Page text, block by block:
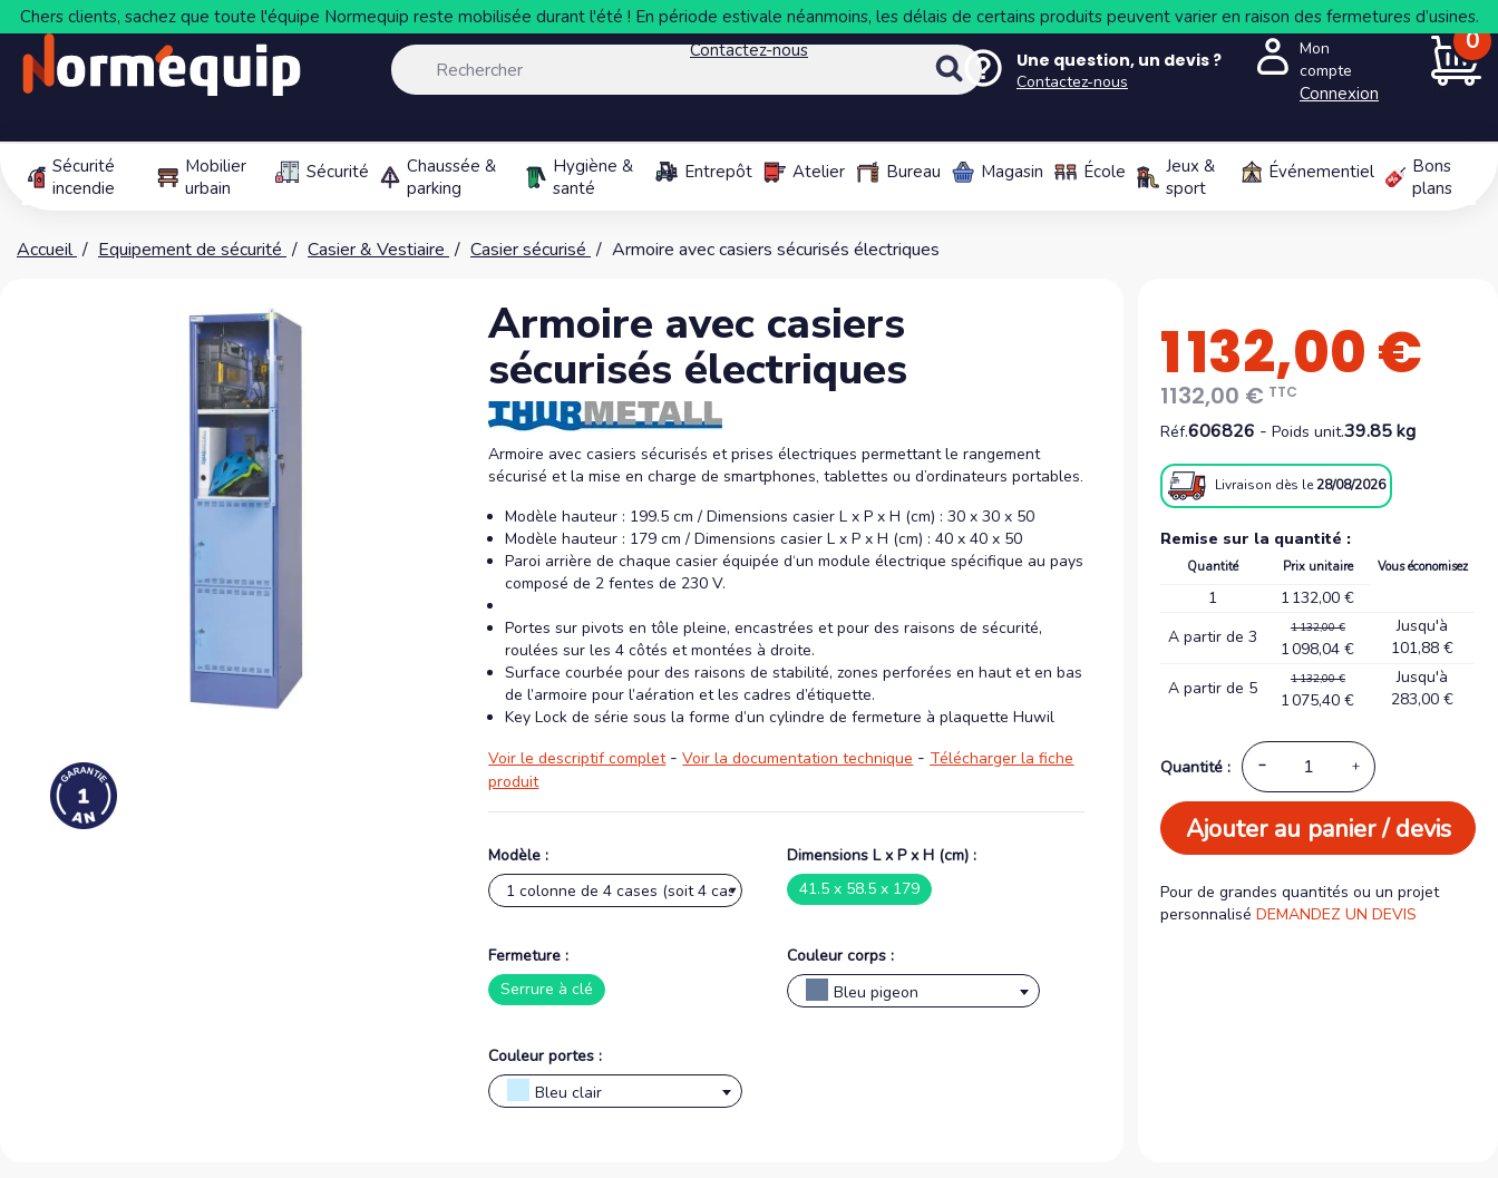
Chers clients, sachez que toute l'équipe Normequip reste mobilisée durant l'été ! En période estivale néanmoins, les délais de certains produits peuvent varier en raison des fermetures d’usines.
Contactez-nous
Une question, un devis ?
Contactez-nous
Mon
compte
Connexion
0
Sécurité
incendie
Mobilier
urbain
Sécurité
Chaussée &
parking
Hygiène &
santé
Entrepôt Atelier Bureau Magasin École
Jeux &
sport
Événementiel
Bons
plans
Accueil Equipement de sécurité Casier & Vestiaire Casier sécurisé Armoire avec casiers sécurisés électriques
Armoire avec casiers
sécurisés électriques
Armoire avec casiers sécurisés et prises électriques permettant le rangement
sécurisé et la mise en charge de smartphones, tablettes ou d’ordinateurs portables.
Modèle hauteur : 199.5 cm / Dimensions casier L x P x H (cm) : 30 x 30 x 50
Modèle hauteur : 179 cm / Dimensions casier L x P x H (cm) : 40 x 40 x 50
Paroi arrière de chaque casier équipée d‘un module électrique spécifique au pays
composé de 2 fentes de 230 V.
Portes sur pivots en tôle pleine, encastrées et pour des raisons de sécurité,
roulées sur les 4 côtés et montées à droite.
Surface courbée pour des raisons de stabilité, zones perforées en haut et en bas
de l’armoire pour l’aération et les cadres d’étiquette.
Key Lock de série sous la forme d’un cylindre de fermeture à plaquette Huwil
Voir le descriptif complet-Voir la documentation technique - Télécharger la fiche
produit
Modèle :
Dimensions L x P x H (cm) :
41.5 x 58.5 x 179
Fermeture :
Serrure à clé
Couleur corps :
Bleu pigeon
Couleur portes :
Bleu clair
1 132,00 €
1132,00 € TTC
Réf.606826 -Poids unit.39.85 kg
Livraison dès le28/08/2026
Remise sur la quantité :
Quantité Prix unitaire Vous économisez
1
1 132,00 €
A partir de 3
1 132,00 €
1 098,04 €
Jusqu'à
101,88 €
A partir de 5
1 132,00 €
1 075,40 €
Jusqu'à
283,00 €
Quantité :
Ajouter au panier / devis
Pour de grandes quantités ou un projet
personnaliséDEMANDEZ UN DEVIS